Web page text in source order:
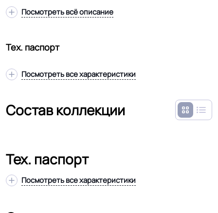
Посмотреть всё описание
Тех. паспорт
Посмотреть все характеристики
Состав коллекции
Тех. паспорт
Посмотреть все характеристики